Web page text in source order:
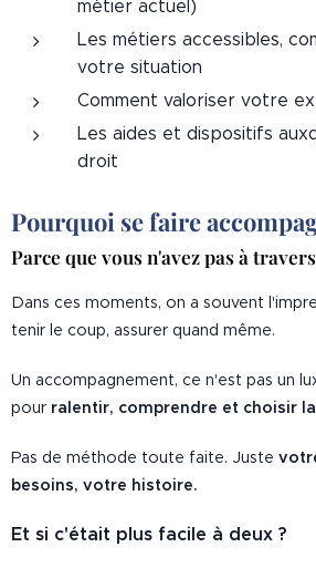
métier actuel)
Les métiers accessibles,
votre situation
Comment valoriser votre
Les aides et dispositifs
droit
Pourquoi se faire
Parce que vous n'avez pas à
Dans ces moments, on a souvent
tenir le coup, assurer quand même.
Un accompagnement, ce n'est pas un
pour ralentir, comprendre et choisir
Pas de méthode toute faite. Juste
besoins, votre histoire.
Et si c'était plus facile à deux ?